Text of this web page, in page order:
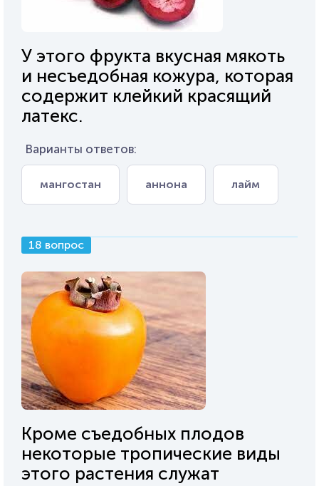
У этого фрукта вкусная мякоть
и несъедобная кожура, которая
содержит клейкий красящий
латекс.
Варианты ответов:
мангостан аннона лайм
18 вопрос
Кроме съедобных плодов
некоторые тропические виды
этого растения служат